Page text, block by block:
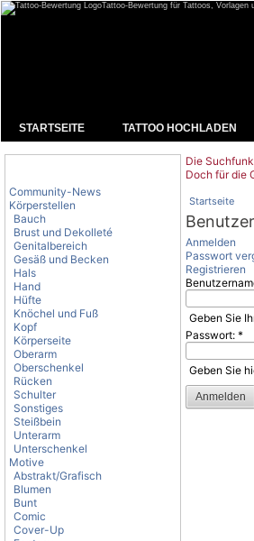
Tattoo-Bewertung für Tattoos, Vorlagen
STARTSEITE TATTOO HOCHLADEN
Community-News
Körperstellen
Bauch
Brust und Dekolleté
Genitalbereich
Gesäß und Becken
Hals
Hand
Hüfte
Knöchel und Fuß
Kopf
Körperseite
Oberarm
Oberschenkel
Rücken
Schulter
Sonstiges
Steißbein
Unterarm
Unterschenkel
Motive
Abstrakt/Grafisch
Blumen
Bunt
Comic
Cover-Up
Die
Doch für die
Startseite
Anmelden
Passwort
Registrieren
Geben Sie
Passwort: *
Geben Sie